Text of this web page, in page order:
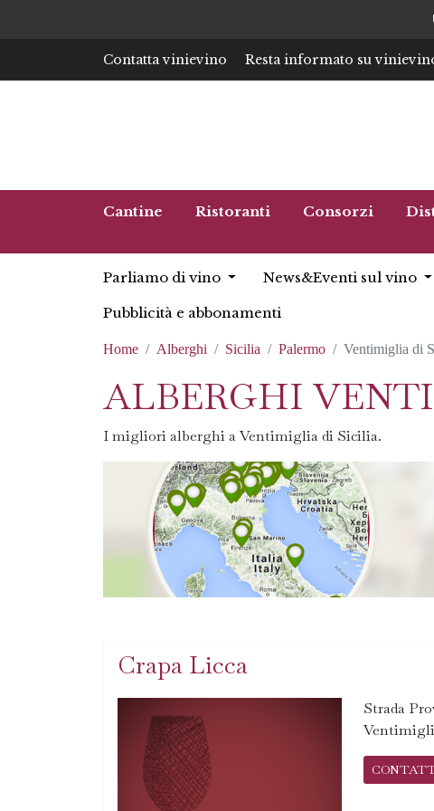
Contatta vinievino Resta informato su
Cantine Ristoranti Consorzi
Parliamo di vino News&Eventi sul vino
Pubblicità e abbonamenti
Home Alberghi Sicilia Palermo Ventimiglia di
ALBERGHI
I migliori alberghi a Ventimiglia di Sicilia.
Crapa Licca
Strada